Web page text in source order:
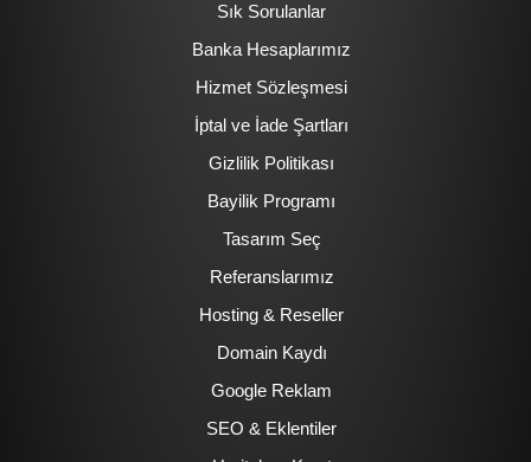
Sık Sorulanlar
Banka Hesaplarımız
Hizmet Sözleşmesi
İptal ve İade Şartları
Gizlilik Politikası
Bayilik Programı
Tasarım Seç
Referanslarımız
Hosting & Reseller
Domain Kaydı
Google Reklam
SEO & Eklentiler